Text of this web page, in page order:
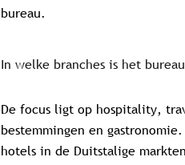
bureau.
In welke branches is het
De focus ligt op hospitality,
bestemmingen en
hotels in de Duitstalige